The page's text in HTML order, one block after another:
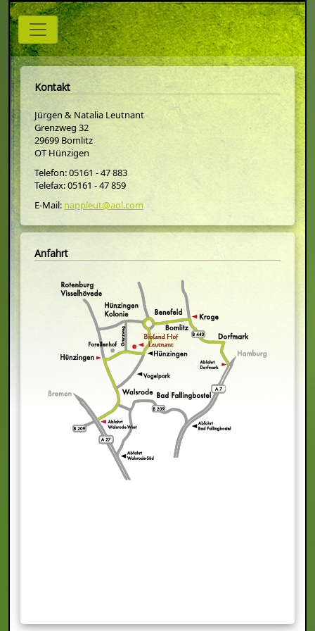
Kontakt
Jürgen & Natalia Leutnant
Grenzweg 32
29699 Bomlitz
OT Hünzigen
Telefon: 05161 - 47 883
Telefax: 05161 - 47 859
E-Mail: nappleut@aol.com
Anfahrt